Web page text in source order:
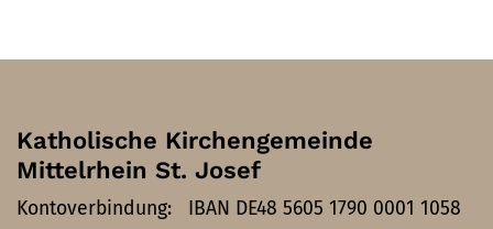
Katholische Kirchengemeinde
Mittelrhein St. Josef
Kontoverbindung: IBAN DE48 5605 1790 0001 1058